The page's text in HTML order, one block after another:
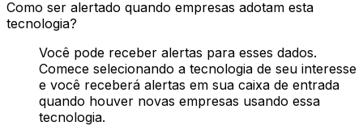
Como ser alertado quando empresas adotam esta
tecnologia?
Você pode receber alertas para esses dados.
Comece selecionando a tecnologia de seu interesse
e você receberá alertas em sua caixa de entrada
quando houver novas empresas usando essa
tecnologia.